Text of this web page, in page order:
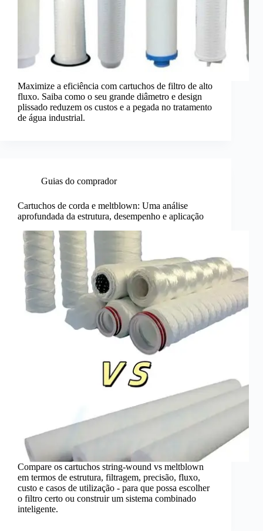
Maximize a eficiência com cartuchos de filtro de alto
fluxo. Saiba como o seu grande diâmetro e design
plissado reduzem os custos e a pegada no tratamento
de água industrial.
Guias do comprador
Cartuchos de corda e meltblown: Uma análise
aprofundada da estrutura, desempenho e aplicação
Compare os cartuchos string-wound vs meltblown
em termos de estrutura, filtragem, precisão, fluxo,
custo e casos de utilização - para que possa escolher
o filtro certo ou construir um sistema combinado
inteligente.